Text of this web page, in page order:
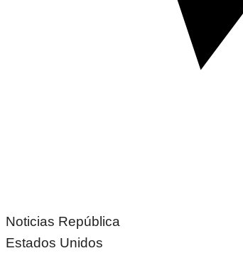
Noticias República
Estados Unidos